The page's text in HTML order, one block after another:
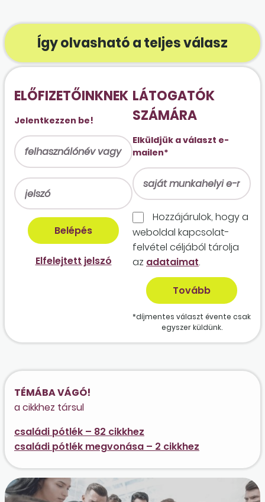
Így olvasható a teljes válasz
ELŐFIZETŐINKNEK
Jelentkezzen be!
Elfelejtett jelszó
LÁTOGATÓK
SZÁMÁRA
Elküldjük a választ e-
mailen*
Hozzájárulok, hogy a
weboldal kapcso­lat­
felvétel céljából tárolja
az adataimat.
*díjmentes választ évente csak
egyszer küldünk.
TÉMÁBA VÁGÓ!
a cikkhez társul
családi pótlék – 82 cikkhez
családi pótlék megvonása – 2 cikkhez